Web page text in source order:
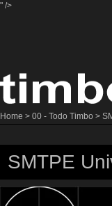
" />
Home > 00 - Todo Timbo >
SMTPE